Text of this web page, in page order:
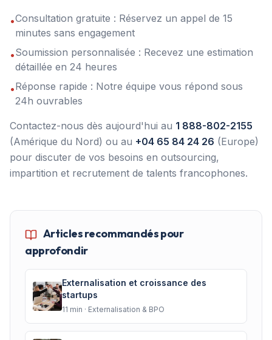
•Consultation gratuite : Réservez un appel de 15
minutes sans engagement
•Soumission personnalisée : Recevez une estimation
détaillée en 24 heures
•Réponse rapide : Notre équipe vous répond sous
24h ouvrables
Contactez-nous dès aujourd'hui au 1 888-802-2155
(Amérique du Nord) ou au +04 65 84 24 26 (Europe)
pour discuter de vos besoins en outsourcing,
impartition et recrutement de talents francophones.
Articles recommandés pour
approfondir
Externalisation et croissance des
startups
11 min · Externalisation & BPO